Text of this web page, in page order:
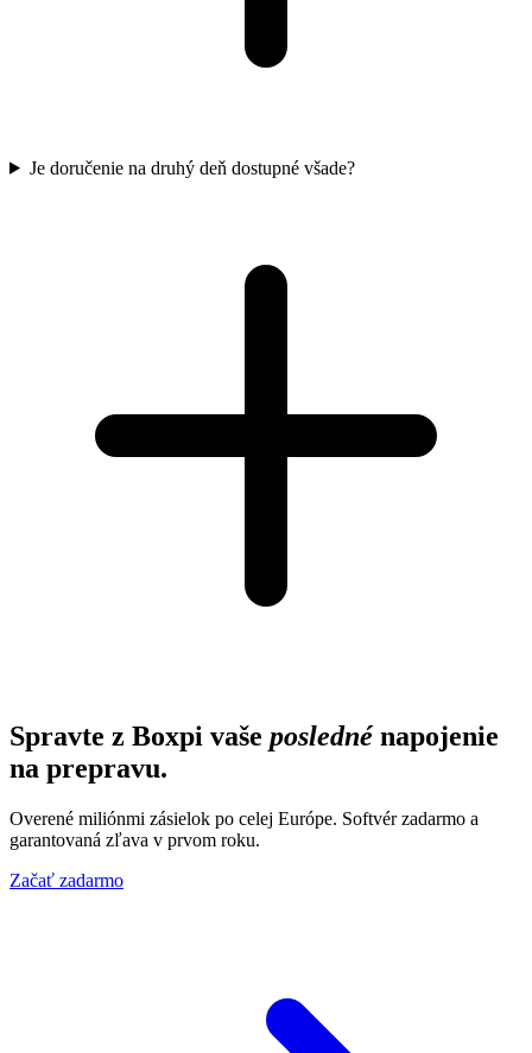
Je doručenie na druhý deň dostupné všade?
Spravte z Boxpi vaše posledné napojenie
na prepravu.
Overené miliónmi zásielok po celej Európe. Softvér zadarmo a
garantovaná zľava v prvom roku.
Začať zadarmo